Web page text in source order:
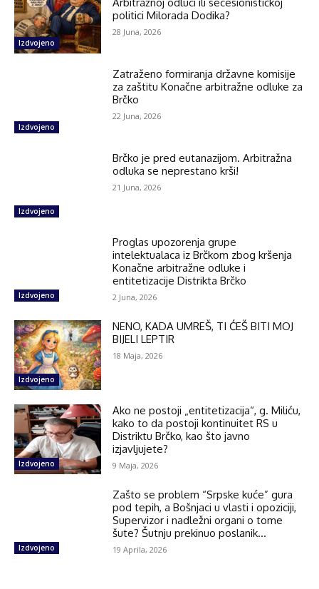
Izdvojeno
politici Milorada Dodika?
28 Juna, 2026
Izdvojeno
Zatraženo formiranja državne komisije
za zaštitu Konačne arbitražne odluke za
Brčko
22 Juna, 2026
Izdvojeno
Brčko je pred eutanazijom. Arbitražna
odluka se neprestano krši!
21 Juna, 2026
Izdvojeno
Proglas upozorenja grupe
intelektualaca iz Brčkom zbog kršenja
Konačne arbitražne odluke i
entitetizacije Distrikta Brčko
2 Juna, 2026
Izdvojeno
NENO, KADA UMREŠ, TI ĆEŠ BITI MOJ
BIJELI LEPTIR
18 Maja, 2026
Izdvojeno
Ako ne postoji „entitetizacija“, g. Miliću,
kako to da postoji kontinuitet RS u
Distriktu Brčko, kao što javno
izjavljujete?
9 Maja, 2026
Izdvojeno
Zašto se problem “Srpske kuće” gura
pod tepih, a Bošnjaci u vlasti i opoziciji,
Supervizor i nadležni organi o tome
šute? Šutnju prekinuo poslanik...
19 Aprila, 2026